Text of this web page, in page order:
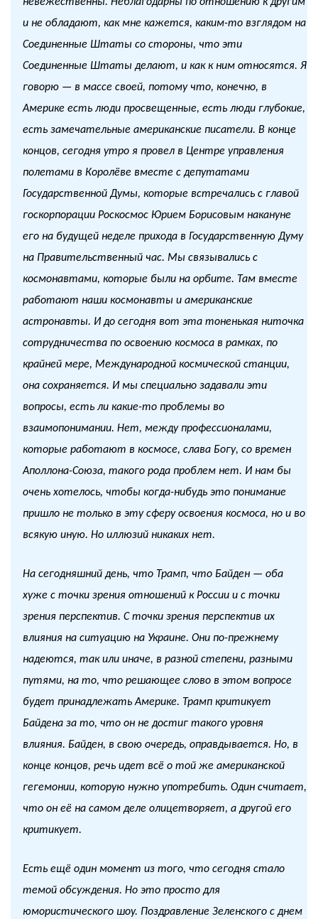
и не обладают, как мне кажется, каким-то взглядом на
Соединенные Штаты со стороны, что эти
Соединенные Штаты делают, и как к ним относятся. Я
говорю — в массе своей, потому что, конечно, в
Америке есть люди просвещенные, есть люди глубокие,
есть замечательные американские писатели. В конце
концов, сегодня утро я провел в Центре управления
полетами в Королёве вместе с депутатами
Государственной Думы, которые встречались с главой
госкорпорации Роскосмос Юрием Борисовым накануне
его на будущей неделе прихода в Государственную Думу
на Правительственный час. Мы связывались с
космонавтами, которые были на орбите. Там вместе
работают наши космонавты и американские
астронавты. И до сегодня вот эта тоненькая ниточка
сотрудничества по освоению космоса в рамках, по
крайней мере, Международной космической станции,
она сохраняется. И мы специально задавали эти
вопросы, есть ли какие-то проблемы во
взаимопонимании. Нет, между профессионалами,
которые работают в космосе, слава Богу, со времен
Аполлона-Союза, такого рода проблем нет. И нам бы
очень хотелось, чтобы когда-нибудь это понимание
пришло не только в эту сферу освоения космоса, но и во
всякую иную. Но иллюзий никаких нет.
На сегодняшний день, что Трамп, что Байден — оба
хуже с точки зрения отношений к России и с точки
зрения перспектив. С точки зрения перспектив их
влияния на ситуацию на Украине. Они по-прежнему
надеются, так или иначе, в разной степени, разными
путями, на то, что решающее слово в этом вопросе
будет принадлежать Америке. Трамп критикует
Байдена за то, что он не достиг такого уровня
влияния. Байден, в свою очередь, оправдывается. Но, в
конце концов, речь идет всё о той же американской
гегемонии, которую нужно употребить. Один считает,
что он её на самом деле олицетворяет, а другой его
критикует.
Есть ещё один момент из того, что сегодня стало
темой обсуждения. Но это просто для
юмористического шоу. Поздравление Зеленского с днем